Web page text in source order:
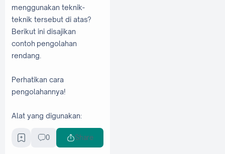
menggunakan teknik-
teknik tersebut di atas?
Berikut ini disajikan
contoh pengolahan
rendang.
Perhatikan cara
pengolahannya!
Alat yang digunakan:
Pisau, untuk
memotong daging
0 Share